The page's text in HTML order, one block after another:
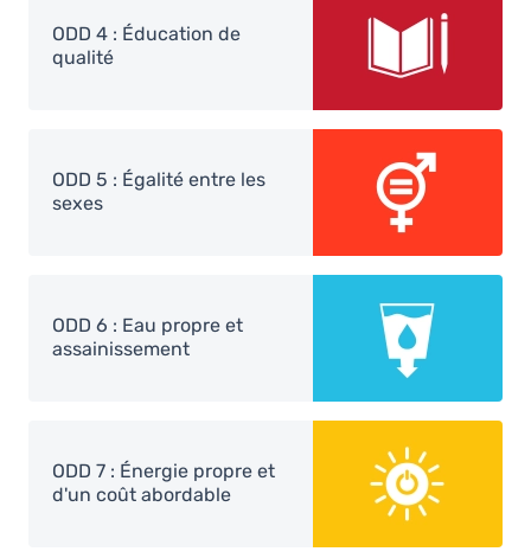
ODD 4 : Éducation de
qualité
ODD 5 : Égalité entre les
sexes
ODD 6 : Eau propre et
assainissement
ODD 7 : Énergie propre et
d'un coût abordable